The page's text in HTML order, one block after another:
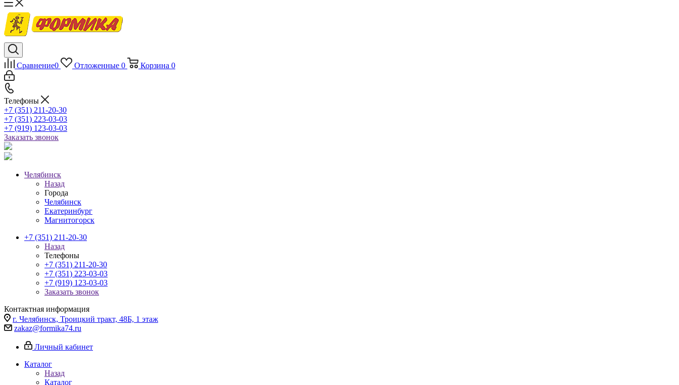
Сравнение0 Отложенные 0 Корзина 0
Телефоны
+7 (351) 211-20-30
+7 (351) 223-03-03
+7 (919) 123-03-03
Заказать звонок
Челябинск
Назад
Города
Челябинск
Екатеринбург
Магнитогорск
+7 (351) 211-20-30
Назад
Телефоны
+7 (351) 211-20-30
+7 (351) 223-03-03
+7 (919) 123-03-03
Заказать звонок
Контактная информация
г. Челябинск, Троицкий тракт, 48Б, 1 этаж
zakaz@formika74.ru
Личный кабинет
Каталог
Назад
Каталог